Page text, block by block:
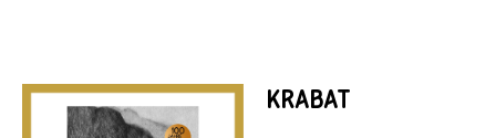
KRABAT